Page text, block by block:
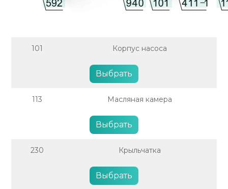
101 Корпус насоса
Выбрать
113 Масляная камера
Выбрать
230 Крыльчатка
Выбрать